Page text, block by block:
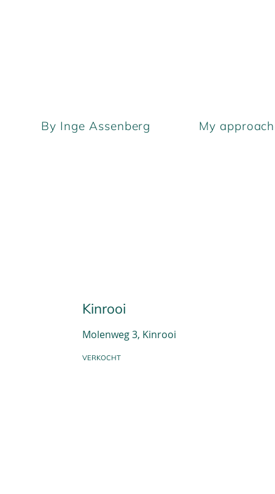
By Inge Assenberg My
Kinrooi
Molenweg 3, Kinrooi
VERKOCHT